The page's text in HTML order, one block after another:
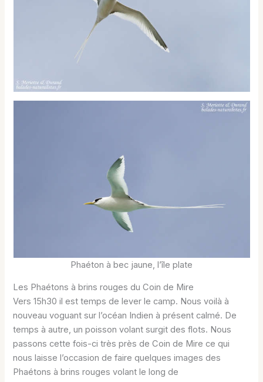
Phaéton à bec jaune, l’île plate
Les Phaétons à brins rouges du Coin de Mire
Vers 15h30 il est temps de lever le camp. Nous voilà à
nouveau voguant sur l’océan Indien à présent calmé. De
temps à autre, un poisson volant surgit des flots. Nous
passons cette fois-ci très près de Coin de Mire ce qui
nous laisse l’occasion de faire quelques images des
Phaétons à brins rouges volant le long de